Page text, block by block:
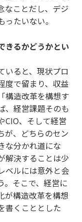
なことだし、デジ
たいない。
きるかどうかとい
いると、現状プロ
度で留まり、収益
構造改革を構想す
、経営課題そのも
CIO、そして経営
が、どちらのセン
な分かれ道にな
解決することは少
ベルには意外と会
。そこで、経営に
が構造改革を構想
書くこととした